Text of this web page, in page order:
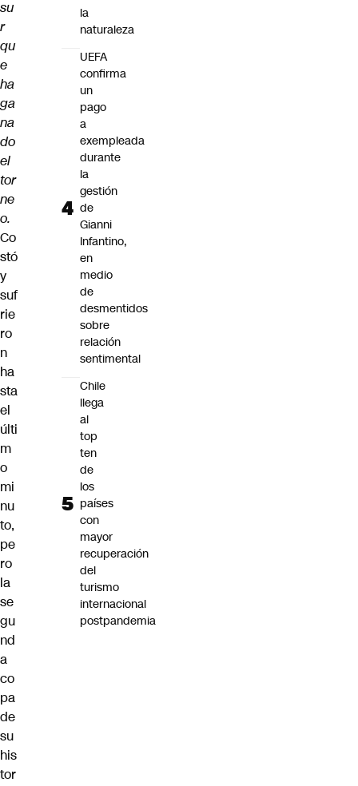
su
r
qu
e
ha
ga
na
do
el
tor
ne
o.
Co
stó
y
suf
rie
ro
n
ha
sta
el
últi
m
o
mi
nu
to,
pe
ro
la
se
gu
nd
a
co
pa
de
su
his
tor
la
naturaleza
UEFA
confirma
un
pago
a
exempleada
durante
la
gestión
de
Gianni
Infantino,
en
medio
de
desmentidos
sobre
relación
sentimental
Chile
llega
al
top
ten
de
los
países
con
mayor
recuperación
del
turismo
internacional
postpandemia